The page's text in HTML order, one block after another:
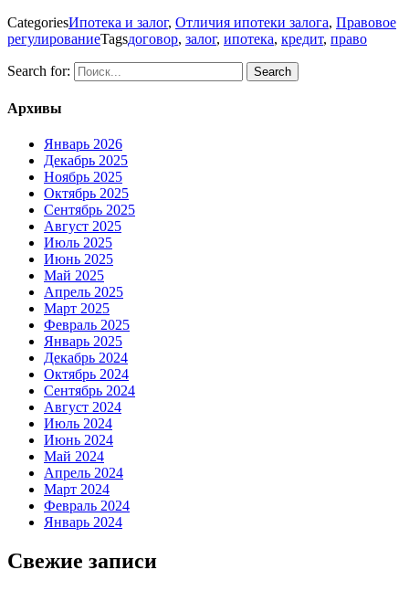
CategoriesИпотека и залог, Отличия ипотеки залога, Правовое
регулированиеTagsдоговор, залог, ипотека, кредит, право
Search for:
Архивы
Январь 2026
Декабрь 2025
Ноябрь 2025
Октябрь 2025
Сентябрь 2025
Август 2025
Июль 2025
Июнь 2025
Май 2025
Апрель 2025
Март 2025
Февраль 2025
Январь 2025
Декабрь 2024
Октябрь 2024
Сентябрь 2024
Август 2024
Июль 2024
Июнь 2024
Май 2024
Апрель 2024
Март 2024
Февраль 2024
Январь 2024
Свежие записи